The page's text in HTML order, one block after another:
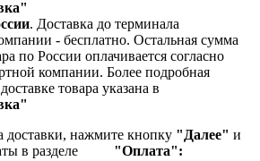
. Доставка до терминала
- бесплатно. Остальная сумма
по России оплачивается согласно
компании. Более подробная
товара указана в
доставки, нажмите кнопку "Далее" и
в разделе "Оплата":